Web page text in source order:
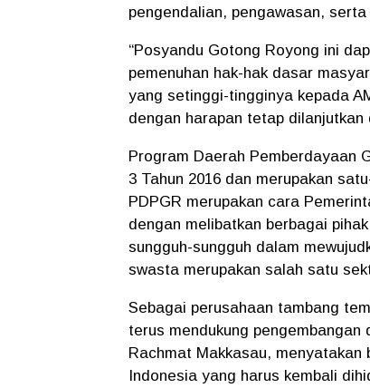
pengendalian, pengawasan,
“Posyandu Gotong Royong ini
pemenuhan hak-hak dasar
yang setinggi-tingginya kepada
dengan harapan tetap
Program Daerah Pemberdayaan
3 Tahun 2016 dan merupakan
PDPGR merupakan cara
dengan melibatkan berbagai
sungguh-sungguh dalam
swasta merupakan salah satu
Sebagai perusahaan tambang
terus mendukung
Rachmat Makkasau,
Indonesia yang harus kembali